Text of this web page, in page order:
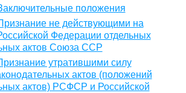
положения
не действующими на
Федерации отдельных
актов Союза ССР
утратившими силу
актов (положений
актов) РСФСР и Российской